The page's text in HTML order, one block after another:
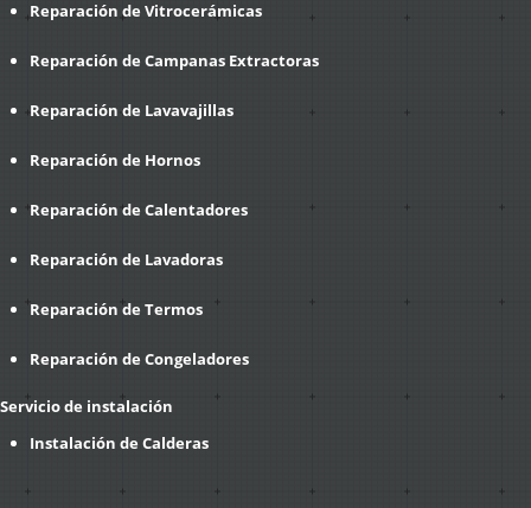
Reparación de Vitrocerámicas
Reparación de Campanas Extractoras
Reparación de Lavavajillas
Reparación de Hornos
Reparación de Calentadores
Reparación de Lavadoras
Reparación de Termos
Reparación de Congeladores
Servicio de instalación
Instalación de Calderas